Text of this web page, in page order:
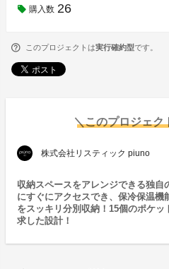
購入数 26
このプロジェクトは実行確約型です。
＼このプロジェク
株式会社リスティック piuno
収納スペースをアレンジできる独自
にすぐにアクセスでき、保冷保温
をスッキリ分別収納！15個のポケ
求した設計！